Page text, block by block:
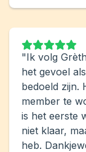
"Ik volg
het gevoel
bedoeld zijn.
member te
is het eerste
niet klaar,
heb.